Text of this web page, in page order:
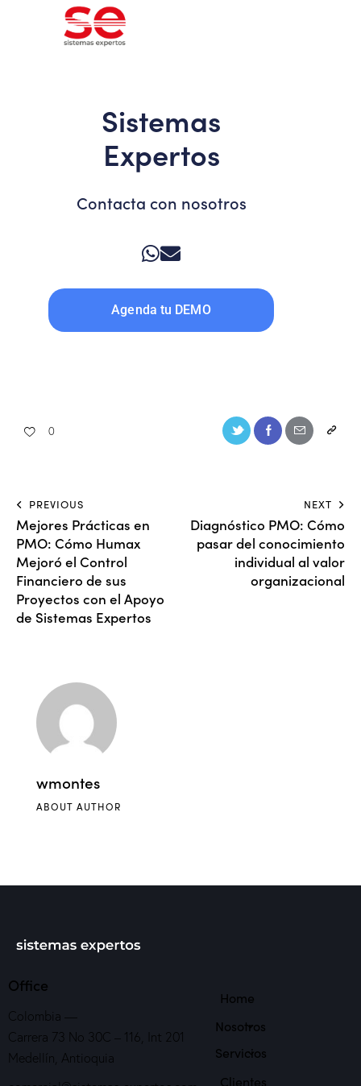
Sistemas
Expertos
Contacta con nosotros
Agenda tu DEMO
0
PREVIOUS
Mejores Prácticas en
PMO: Cómo Humax
Mejoró el Control
Financiero de sus
Proyectos con el Apoyo
de Sistemas Expertos
NEXT
Diagnóstico PMO: Cómo
pasar del conocimiento
individual al valor
organizacional
wmontes
ABOUT AUTHOR
Office
Colombia —
Carrera 73 No 30C – 116, Int 201
Medellín, Antioquia
Home
Nosotros
Servicios
Clientes